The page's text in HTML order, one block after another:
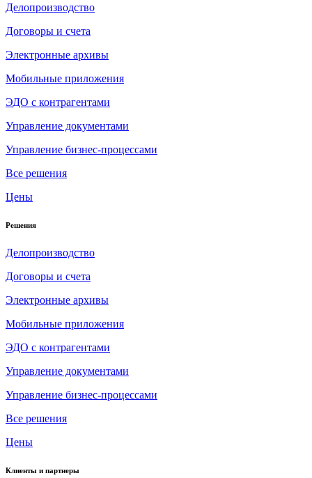
Делопроизводство
Договоры и счета
Электронные архивы
Мобильные приложения
ЭДО с контрагентами
Управление документами
Управление бизнес-процессами
Все решения
Цены
Решения
Делопроизводство
Договоры и счета
Электронные архивы
Мобильные приложения
ЭДО с контрагентами
Управление документами
Управление бизнес-процессами
Все решения
Цены
Клиенты и партнеры